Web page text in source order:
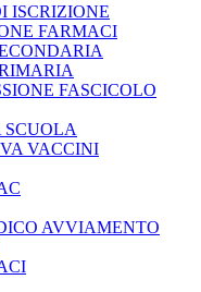
ISCRIZIONE
FARMACI
FASCICOLO
VACCINI
AVVIAMENTO